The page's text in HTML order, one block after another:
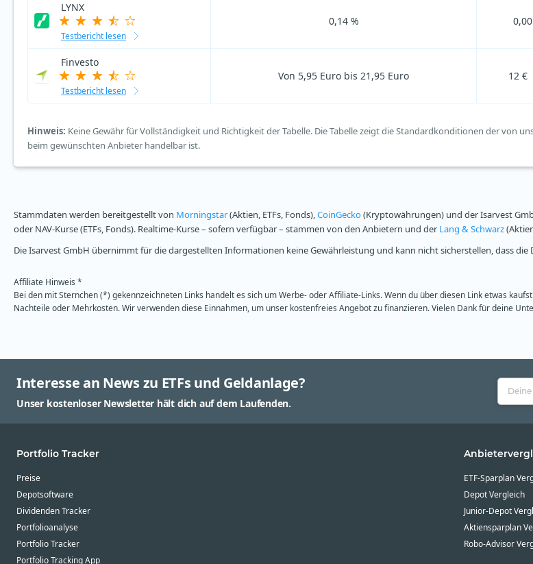
LYNX
Testbericht lesen
0,14 %
Finvesto
Testbericht lesen
Von 5,95 Euro bis 21,95 Euro 12 €
Hinweis: Keine Gewähr für Vollständigkeit und Richtigkeit der Tabelle. Die Tabelle zeigt die Standardkonditionen der von
beim gewünschten Anbieter handelbar ist.
Stammdaten werden bereitgestellt von Morningstar(Aktien, ETFs, Fonds),CoinGecko(Kryptowährungen) und der Isarvest
oder NAV-Kurse (ETFs, Fonds). Realtime-Kurse – sofern verfügbar – stammen von den Anbietern und der Lang & Schwarz
Die Isarvest GmbH übernimmt für die dargestellten Informationen keine Gewährleistung und kann nicht sicherstellen, dass
Affiliate Hinweis *
Bei den mit Sternchen (*) gekennzeichneten Links handelt es sich um Werbe- oder Affiliate-Links. Wenn du über diesen Link etwas
Nachteile oder Mehrkosten. Wir verwenden diese Einnahmen, um unser kostenfreies Angebot zu finanzieren. Vielen Dank für deine
Interesse an News zu ETFs und Geldanlage?
Unser kostenloser Newsletter hält dich auf dem Laufenden.
Portfolio Tracker
Preise
Depotsoftware
Dividenden Tracker
Portfolioanalyse
Portfolio Tracker
Portfolio Tracking App
ETF-Sparplan
Depot Vergleich
Junior-Depot
Aktiensparplan
Robo-Advisor